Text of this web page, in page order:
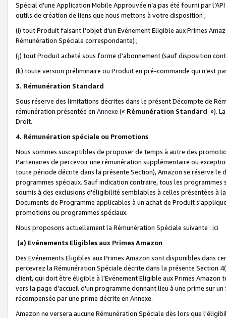
Spécial d'une Application Mobile Approuvée n’a pas été fourni par
outils de création de liens que nous mettons à votre disposition ;
(i) tout Produit faisant l'objet d'un Evénement Eligible aux Primes
Rémunération Spéciale correspondante) ;
(j) tout Produit acheté sous forme d'abonnement (sauf disposition
(k) toute version préliminaire ou Produit en pré-commande qui n’est
3. Rémunération Standard
Sous réserve des limitations décrites dans le présent Décompte de
rémunération présentée en Annexe (« Rémunération Standard »).
Droit.
4. Rémunération spéciale ou Promotions
Nous sommes susceptibles de proposer de temps à autre des
Partenaires de percevoir une rémunération supplémentaire ou
toute période décrite dans la présente Section), Amazon se réserve
programmes spéciaux. Sauf indication contraire, tous les
soumis à des exclusions d'éligibilité semblables à celles présentées à
Documents de Programme applicables à un achat de Produit
promotions ou programmes spéciaux.
Nous proposons actuellement la Rémunération Spéciale suivante : ici
(a) Evénements Eligibles aux Primes Amazon
Des Evénements Eligibles aux Primes Amazon sont disponibles dans
percevrez la Rémunération Spéciale décrite dans la présente Section
client, qui doit être éligible à l'Evénement Eligible aux Primes Amazon
vers la page d'accueil d'un programme donnant lieu à une prime sur
récompensée par une prime décrite en Annexe.
Amazon ne versera aucune Rémunération Spéciale dès lors que